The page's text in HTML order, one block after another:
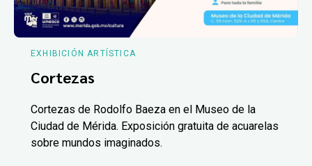
EXHIBICIÓN ARTÍSTICA
Cortezas
Cortezas de Rodolfo Baeza en el Museo de la
Ciudad de Mérida. Exposición gratuita de acuarelas
sobre mundos imaginados.